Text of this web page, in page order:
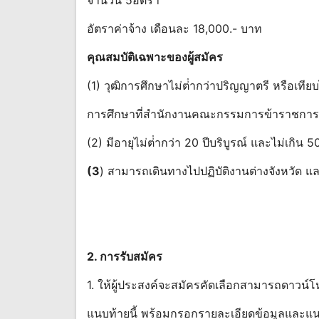
อัตราค่าจ้าง เดือนละ 18,000.- บาท
คุณสมบัติเฉพาะของผู้สมัคร
(1) วุฒิการศึกษาไม่ต่ํากว่าปริญญาตรี หรือเที
การศึกษาที่สํานักงานคณะกรรมการข้าราชกา
(2) มีอายุไม่ต่ํากว่า 20 ปีบริบูรณ์ และไม่เกิน
(3) สามารถเดินทางไปปฏิบัติงานต่างจังหวัด
2. การรับสมัคร
1. ให้ผู้ประสงค์จะสมัครคัดเลือกสามารถดาว
แนบท้ายนี้ พร้อมกรอกรายละเอียดข้อมูลและ